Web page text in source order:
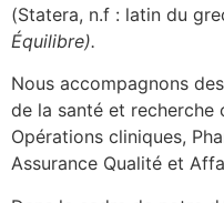
(Statera, n.f : latin du
Équilibre).
Nous accompagnons
de la santé et recherche
Opérations cliniques,
Assurance Qualité et